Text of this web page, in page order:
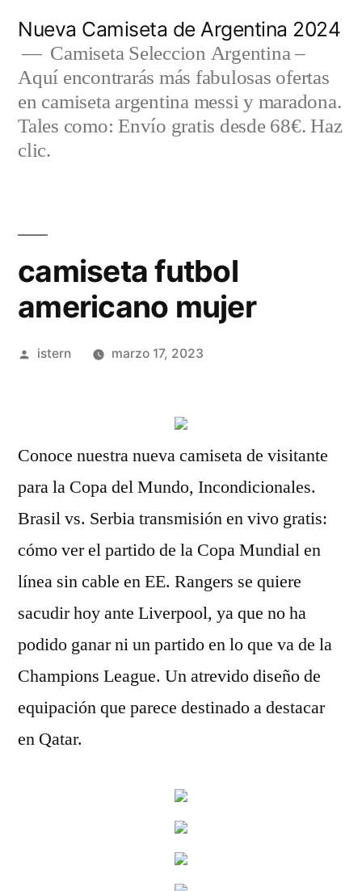
contenido
Nueva Camiseta de Argentina 2024
Camiseta Seleccion Argentina –
Aquí encontrarás más fabulosas ofertas
en camiseta argentina messi y maradona.
Tales como: Envío gratis desde 68€. Haz
clic.
camiseta futbol
americano mujer
Publicado
istern marzo 17, 2023
Conoce nuestra nueva camiseta de visitante
para la Copa del Mundo, Incondicionales.
Brasil vs. Serbia transmisión en vivo gratis:
cómo ver el partido de la Copa Mundial en
línea sin cable en EE. Rangers se quiere
sacudir hoy ante Liverpool, ya que no ha
podido ganar ni un partido en lo que va de la
Champions League. Un atrevido diseño de
equipación que parece destinado a destacar
en Qatar.